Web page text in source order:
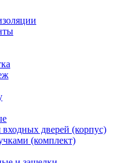
дверей (корпус)
(комплект)